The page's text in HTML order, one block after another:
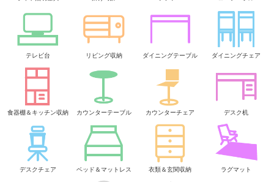
テレビ台 リビング収納 ダイニングテーブル ダイニングチェア
食器棚＆キッチン収納 カウンターテーブル カウンターチェア デスク机
デスクチェア ベッド＆マットレス 衣類＆玄関収納 ラグマット